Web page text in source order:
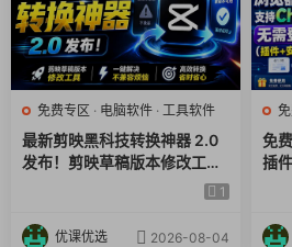
按时间、网站类型、访问频率进
是，可以将分析结果导出为
告，方便查看、存档或提交。
就能完成扫描和分析，无
：此版本为
便且隐蔽。
免费专区 · 电脑软件 · 工具软件
最新剪映黑科技转换神器 2.0
发布！剪映草稿版本修改工具
，一键解决剪映草稿不兼容烦1
优课优选 2026-08-04
免
插
器